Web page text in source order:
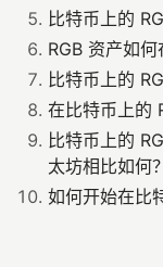
比特币上的
RGB 资产如何
比特币上的
在比特币上的
比特币上的
太坊相比如何？
如何开始在比